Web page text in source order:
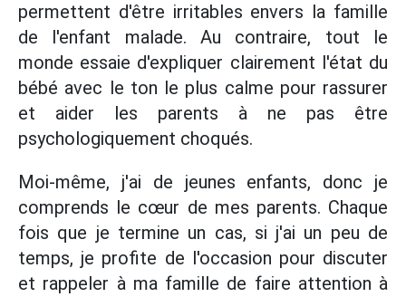
permettent d'être irritables envers la famille
de l'enfant malade. Au contraire, tout le
monde essaie d'expliquer clairement l'état du
bébé avec le ton le plus calme pour rassurer
et aider les parents à ne pas être
psychologiquement choqués.
Moi-même, j'ai de jeunes enfants, donc je
comprends le cœur de mes parents. Chaque
fois que je termine un cas, si j'ai un peu de
temps, je profite de l'occasion pour discuter
et rappeler à ma famille de faire attention à